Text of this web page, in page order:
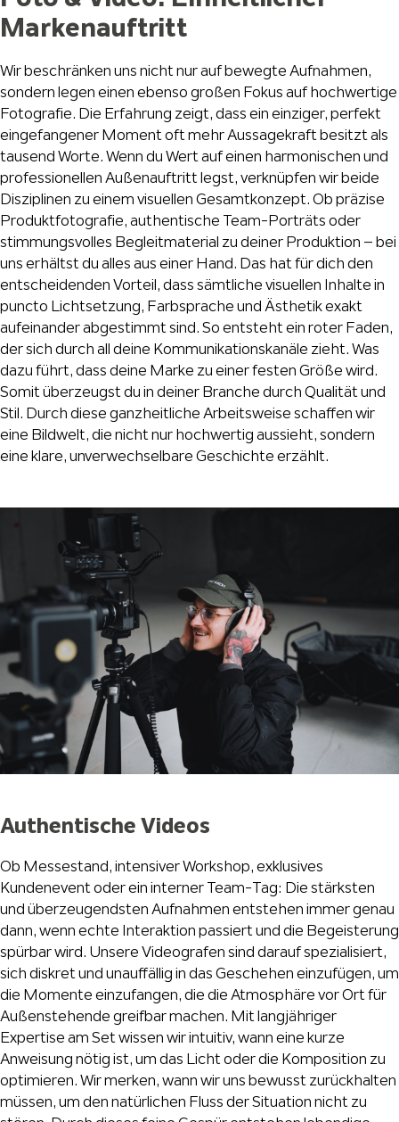
Markenauftritt
Wir beschränken uns nicht nur auf bewegte Aufnahmen,
sondern legen einen ebenso großen Fokus auf hochwertige
Fotografie. Die Erfahrung zeigt, dass ein einziger, perfekt
eingefangener Moment oft mehr Aussagekraft besitzt als
tausend Worte. Wenn du Wert auf einen harmonischen und
professionellen Außenauftritt legst, verknüpfen wir beide
Disziplinen zu einem visuellen Gesamtkonzept. Ob präzise
Produktfotografie, authentische Team-Porträts oder
stimmungsvolles Begleitmaterial zu deiner Produktion – bei
uns erhältst du alles aus einer Hand. Das hat für dich den
entscheidenden Vorteil, dass sämtliche visuellen Inhalte in
puncto Lichtsetzung, Farbsprache und Ästhetik exakt
aufeinander abgestimmt sind. So entsteht ein roter Faden,
der sich durch all deine Kommunikationskanäle zieht. Was
dazu führt, dass deine Marke zu einer festen Größe wird.
Somit überzeugst du in deiner Branche durch Qualität und
Stil. Durch diese ganzheitliche Arbeitsweise schaffen wir
eine Bildwelt, die nicht nur hochwertig aussieht, sondern
eine klare, unverwechselbare Geschichte erzählt.
Authentische Videos
Ob Messestand, intensiver Workshop, exklusives
Kundenevent oder ein interner Team-Tag: Die stärksten
und überzeugendsten Aufnahmen entstehen immer genau
dann, wenn echte Interaktion passiert und die Begeisterung
spürbar wird. Unsere Videografen sind darauf spezialisiert,
sich diskret und unauffällig in das Geschehen einzufügen, um
die Momente einzufangen, die die Atmosphäre vor Ort für
Außenstehende greifbar machen. Mit langjähriger
Expertise am Set wissen wir intuitiv, wann eine kurze
Anweisung nötig ist, um das Licht oder die Komposition zu
optimieren. Wir merken, wann wir uns bewusst zurückhalten
müssen, um den natürlichen Fluss der Situation nicht zu